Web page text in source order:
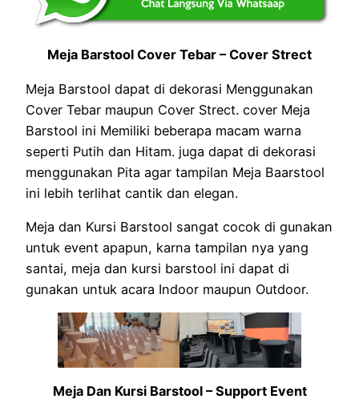
Meja Barstool Cover Tebar – Cover Strect
Meja Barstool dapat di dekorasi Menggunakan
Cover Tebar maupun Cover Strect. cover Meja
Barstool ini Memiliki beberapa macam warna
seperti Putih dan Hitam. juga dapat di dekorasi
menggunakan Pita agar tampilan Meja Baarstool
ini lebih terlihat cantik dan elegan.
Meja dan Kursi Barstool sangat cocok di gunakan
untuk event apapun, karna tampilan nya yang
santai, meja dan kursi barstool ini dapat di
gunakan untuk acara Indoor maupun Outdoor.
Meja Dan Kursi Barstool – Support Event